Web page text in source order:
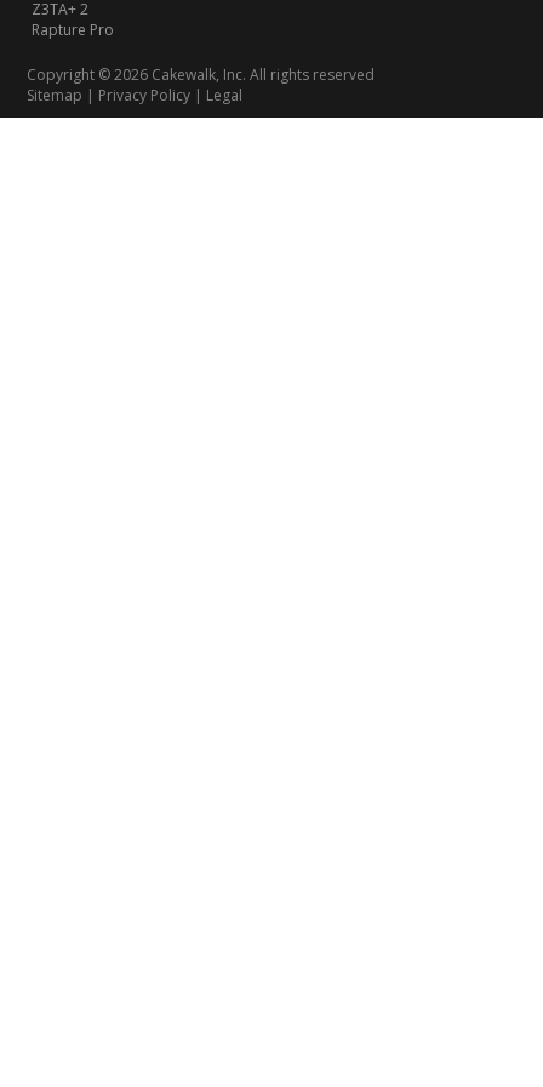
Z3TA+ 2
Rapture Pro
Copyright © 2026 Cakewalk, Inc. All rights reserved
Sitemap | Privacy Policy | Legal